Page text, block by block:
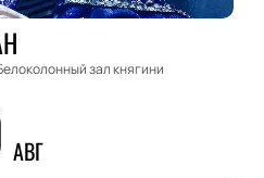
зал княгини
АВГ